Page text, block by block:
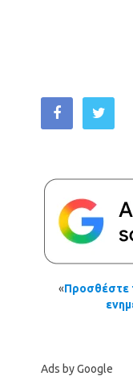
«Προσθέστε
Ads by Google